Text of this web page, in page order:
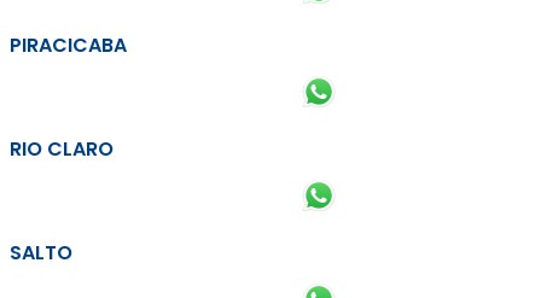
PIRACICABA
RIO CLARO
SALTO